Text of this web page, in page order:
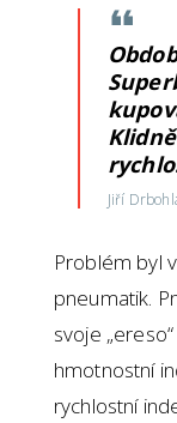
Jiří
Problém byl
pneumatik.
svoje
hmotnostní
rychlostní